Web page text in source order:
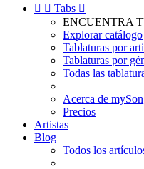
  Tabs 
ENCUENTRA
Explorar catálogo
Tablaturas por
Tablaturas por
Todas las
Acerca de
Precios
Artistas
Blog
Todos los